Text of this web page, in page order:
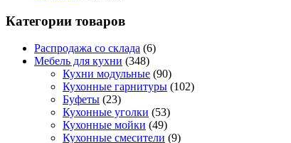
Категории товаров
Распродажа со склада (6)
Мебель для кухни (348)
Кухни модульные (90)
Кухонные гарнитуры (102)
Буфеты (23)
Кухонные уголки (53)
Кухонные мойки (49)
Кухонные смесители (9)